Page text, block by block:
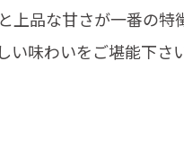
上品な甘さが一番の特
い味わいをご堪能下さ